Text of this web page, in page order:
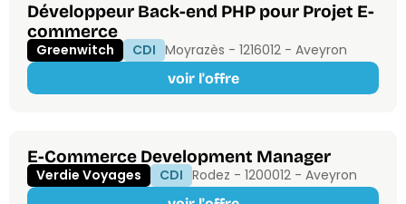
Développeur Back-end PHP pour Projet E-
commerce
Greenwitch CDI Moyrazès - 1216012 - Aveyron
voir l'offre
E-Commerce Development Manager
Verdie Voyages CDI Rodez - 1200012 - Aveyron